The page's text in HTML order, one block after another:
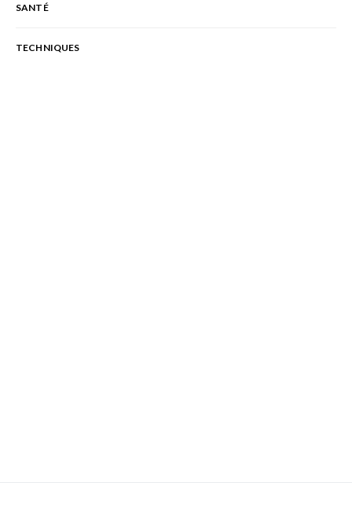
SANTÉ
TECHNIQUES